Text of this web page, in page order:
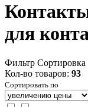
для
Фильтр Сортировка
Кол-во товаров: 93
Сортировать по